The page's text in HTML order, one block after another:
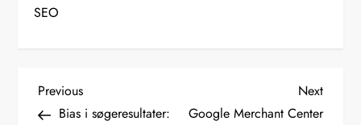
SEO
I
Previous
Post
Previous
Bias i søgeresultater:
Next
Post
Next
Google Merchant Center